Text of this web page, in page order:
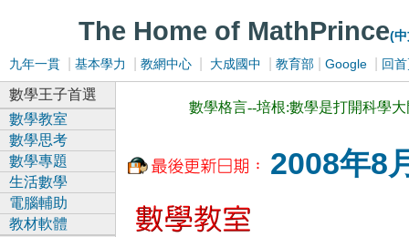
The Home of MathPrince(
九年一貫
基本學力 教網中心 大成國中 教育部 Google 回
數學格言--培根:數學是打開科學
2008年8
數學王子首選
數學教室
數學思考
數學專題
生活數學
電腦輔助
教材軟體